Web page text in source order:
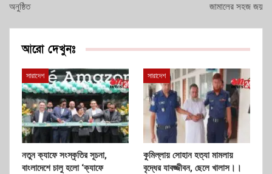
অনুষ্ঠিত
জামালের সহজ জয়
আরো দেখুনঃ
সারাদেশ
নতুন ক্যাফে সংস্কৃতির সূচনা,
বাংলাদেশে চালু হলো ‘ক্যাফে
সারাদেশ
কুমিল্লায় সোহান হত্যা মামলায়
বৃদ্ধের যাবজ্জীবন, ছেলে খালাস।।